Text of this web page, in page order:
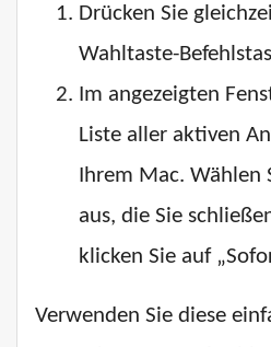
Drücken Sie
Wahltaste-
Im angezeigten
Liste aller aktiven
Ihrem Mac.
aus, die Sie
klicken Sie auf
Verwenden Sie diese